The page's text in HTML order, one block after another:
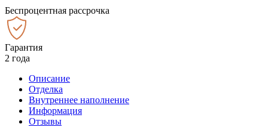
Беспроцентная рассрочка
Гарантия
2 года
Описание
Отделка
Внутреннее наполнение
Информация
Отзывы